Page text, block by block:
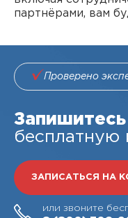
партнёрами, вам
Проверено
бесплатную
ЗАПИСАТЬСЯ НА
или звоните